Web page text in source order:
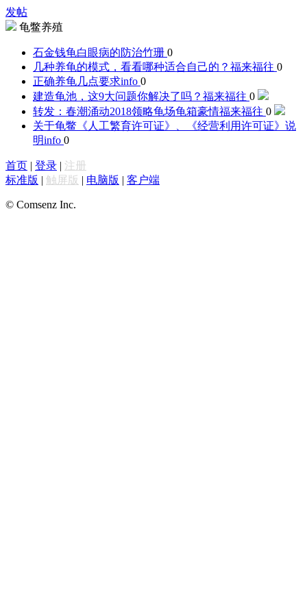
发帖
龟鳖养殖
石金钱龟白眼病的防治竹珊 0
几种养龟的模式，看看哪种适合自己的？ 福来福往 0
正确养龟几点要求info 0
建造龟池，这9大问题你解决了吗？ 福来福往 0
转发：春潮涌动2018领略龟场龟箱豪情福来福往 0
关于龟鳖《人工繁育许可证》、《经营利用许可证》说
明info 0
首页 | 登录 | 注册
标准版 | 触屏版 | 电脑版 | 客户端
© Comsenz Inc.